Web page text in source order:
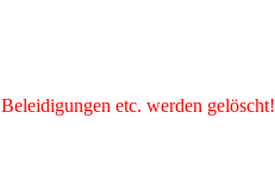
Beleidigungen etc. werden gelöscht!